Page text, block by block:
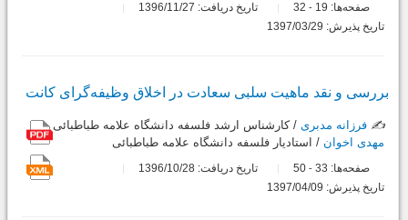
صفحه‌ها: 19
-
تاریخ دریافت: 1396/11/27
تاریخ پذیرش: 1397/03/29
بررسی و نقد ماهیت سلبی سعادت در اخلاق وظیفه‌گرای کانت
✍️ فرزانه مدبری / کارشناس ارشد فلسفه دانشگاه علامه طباطبائی
مهدی اخوان / استادیار فلسفه دانشگاه علامه طباطبائی
صفحه‌ها: 33
-
تاریخ دریافت: 1396/10/28
تاریخ پذیرش: 1397/04/09